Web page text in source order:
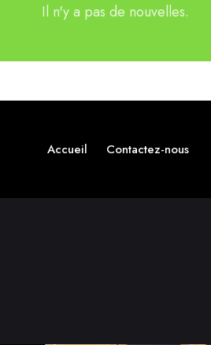
Il n'y a pas de nouvelles.
Accueil Contactez-nous